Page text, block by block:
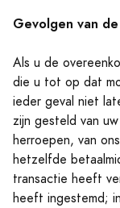
Gevolgen van
Als u de
die u tot op dat
ieder geval niet
zijn gesteld van
herroepen, van
hetzelfde
transactie heeft
heeft ingestemd;